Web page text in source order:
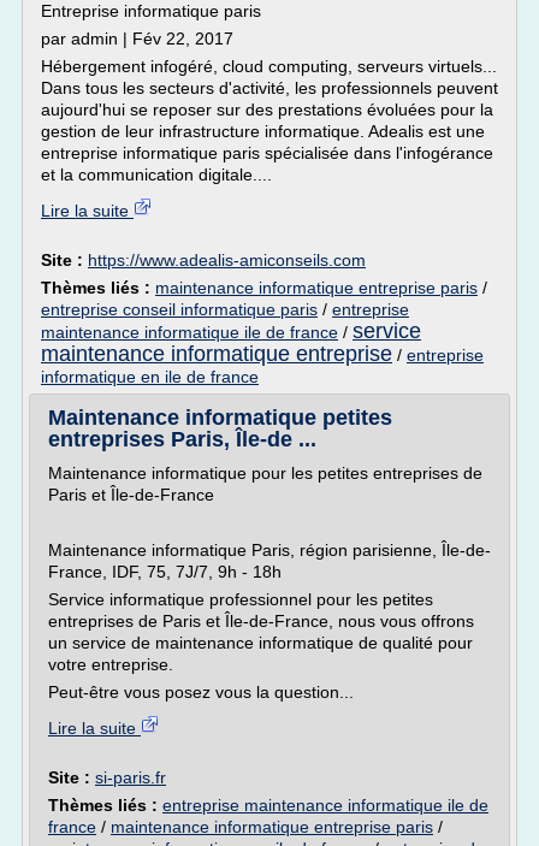
Entreprise informatique paris
par admin | Fév 22, 2017
Hébergement infogéré, cloud computing, serveurs virtuels...
Dans tous les secteurs d'activité, les professionnels peuvent
aujourd'hui se reposer sur des prestations évoluées pour la
gestion de leur infrastructure informatique. Adealis est une
entreprise informatique paris spécialisée dans l'infogérance
et la communication digitale....
Lire la suite
Site : https://www.adealis-amiconseils.com
Thèmes liés : maintenance informatique entreprise paris /
entreprise conseil informatique paris / entreprise
maintenance informatique ile de france / service
maintenance informatique entreprise / entreprise
informatique en ile de france
Maintenance informatique petites
entreprises Paris, Île-de ...
Maintenance informatique pour les petites entreprises de
Paris et Île-de-France
Maintenance informatique Paris, région parisienne, Île-de-
France, IDF, 75, 7J/7, 9h - 18h
Service informatique professionnel pour les petites
entreprises de Paris et Île-de-France, nous vous offrons
un service de maintenance informatique de qualité pour
votre entreprise.
Peut-être vous posez vous la question...
Lire la suite
Site : si-paris.fr
Thèmes liés : entreprise maintenance informatique ile de
france / maintenance informatique entreprise paris /